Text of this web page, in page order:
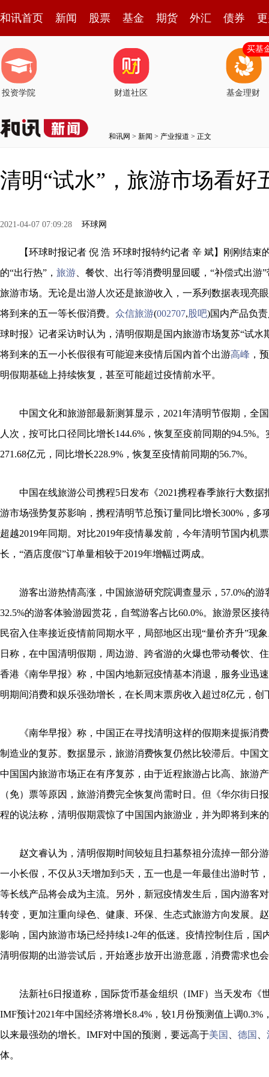
和讯首页 新闻 股票 基金 期货 外汇 债券
投资学院 财道社区 基金理财
买基
和讯网 > 新闻 > 产业报道 > 正文
清明“试水”，旅游市场看好
2021-04-07 07:09:28 环球网
【环球时报记者 倪 浩 环球时报特约记者 辛 斌】刚刚结束
的“出行热”， 旅游 、餐饮、出行等消费明显回暖，“补偿式出游
旅游市场。无论是出游人次还是旅游收入，一系列数据表现亮
将到来的五一等长假消费。 众信旅游(002707, 股吧)国内产品负
球时报》记者采访时认为，清明假期是国内旅游市场复苏“试水
将到来的五一小长假很有可能迎来疫情后国内首个出游高峰 ，
明假期基础上持续恢复，甚至可能超过疫情前水平。
中国文化和旅游部最新测算显示，2021年清明节假期，全
人次，按可比口径同比增长144.6%，恢复至疫前同期的94.5%
271.68亿元，同比增长228.9%，恢复至疫情前同期的56.7%。
中国在线旅游公司携程5日发布《2021携程春季旅行大数据
游市场强势复苏影响，携程清明节总预订量同比增长300%，多
超越2019年同期。对比2019年疫情暴发前，今年清明节国内机
长，“酒店度假”订单量相较于2019年增幅过两成。
游客出游热情高涨，中国旅游研究院调查显示，57.0%的游
32.5%的游客体验游园赏花，自驾游客占比60.0%。旅游景区接
民宿入住率接近疫情前同期水平，局部地区出现“量价齐升”现
日称，在中国清明假期，周边游、跨省游的火爆也带动餐饮、
香港《南华早报》称，中国内地新冠疫情基本消退，服务业迅
明期间消费和娱乐强劲增长，在长周末票房收入超过8亿元，创
《南华早报》称，中国正在寻找清明这样的假期来提振消
制造业的复苏。数据显示，旅游消费恢复仍然比较滞后。中国
中国国内旅游市场正在有序复苏，由于近程旅游占比高、旅游
（免）票等原因，旅游消费完全恢复尚需时日。但《华尔街日
程的说法称，清明假期震惊了中国国内旅游业，并为即将到来
赵文睿认为，清明假期时间较短且扫墓祭祖分流掉一部分
一小长假，不仅从3天增加到5天，五一也是一年最佳出游时节
等长线产品将会成为主流。另外，新冠疫情发生后，国内游客
转变，更加注重向绿色、健康、环保、生态式旅游方向发展。
影响，国内旅游市场已经持续1-2年的低迷。疫情控制住后，国
清明假期的出游尝试后，开始逐步放开出游意愿，消费需求也
法新社6日报道称，国际货币基金组织（IMF）当天发布《
IMF预计2021年中国经济将增长8.4%，较1月份预测值上调0.3%
以来最强劲的增长。IMF对中国的预测，要远高于美国 德国
体。